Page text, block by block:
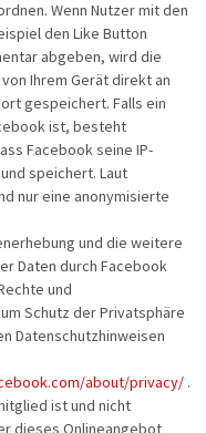
Wenn Nutzer mit den
den Like Button
abgeben, wird die
Ihrem Gerät direkt an
gespeichert. Falls ein
ist, besteht
Facebook seine IP-
speichert. Laut
nur eine anonymisierte
und die weitere
Daten durch Facebook
und
Schutz der Privatsphäre
Datenschutzhinweisen
about/privacy/ .
ist und nicht
dieses Onlineangebot